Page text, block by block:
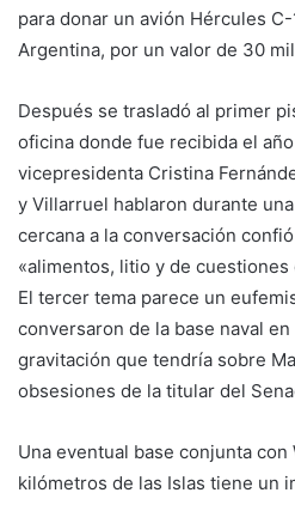
para donar un avión Hércules
Argentina, por un valor de 30
Después se trasladó al primer
oficina donde fue recibida el
vicepresidenta Cristina
y Villarruel hablaron durante
cercana a la conversación
«alimentos, litio y de
El tercer tema parece un
conversaron de la base naval
gravitación que tendría sobre
obsesiones de la titular del
Una eventual base conjunta con
kilómetros de las Islas tiene un